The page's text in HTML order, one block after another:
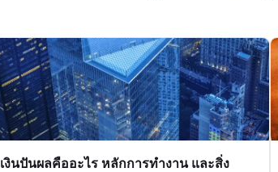
เงินปันผลคืออะไร หลักการทำงาน และสิ่ง